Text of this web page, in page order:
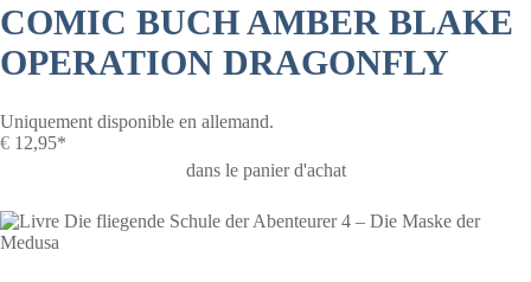
COMIC BUCH AMBER BLAKE
OPERATION DRAGONFLY
Uniquement disponible en allemand.
€ 12,95*
dans le panier d'achat